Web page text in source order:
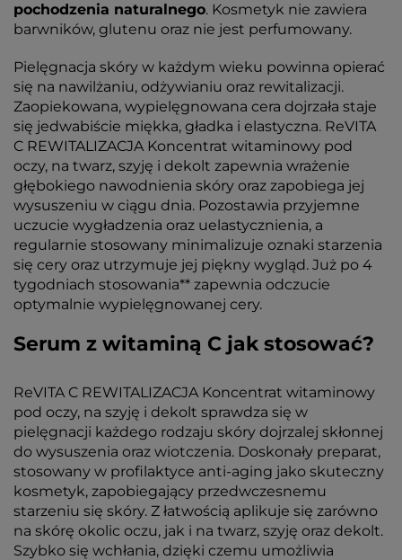
pochodzenia naturalnego. Kosmetyk nie zawiera
barwników, glutenu oraz nie jest perfumowany.
Pielęgnacja skóry w każdym wieku powinna opierać
się na nawilżaniu, odżywianiu oraz rewitalizacji.
Zaopiekowana, wypielęgnowana cera dojrzała staje
się jedwabiście miękka, gładka i elastyczna. ReVITA
C REWITALIZACJA Koncentrat witaminowy pod
oczy, na twarz, szyję i dekolt zapewnia wrażenie
głębokiego nawodnienia skóry oraz zapobiega jej
wysuszeniu w ciągu dnia. Pozostawia przyjemne
uczucie wygładzenia oraz uelastycznienia, a
regularnie stosowany minimalizuje oznaki starzenia
się cery oraz utrzymuje jej piękny wygląd. Już po 4
tygodniach stosowania** zapewnia odczucie
optymalnie wypielęgnowanej cery.
Serum z witaminą C jak stosować?
ReVITA C REWITALIZACJA Koncentrat witaminowy
pod oczy, na szyję i dekolt sprawdza się w
pielęgnacji każdego rodzaju skóry dojrzalej skłonnej
do wysuszenia oraz wiotczenia. Doskonały preparat,
stosowany w profilaktyce anti-aging jako skuteczny
kosmetyk, zapobiegający przedwczesnemu
starzeniu się skóry. Z łatwością aplikuje się zarówno
na skórę okolic oczu, jak i na twarz, szyję oraz dekolt.
Szybko się wchłania, dzięki czemu umożliwia